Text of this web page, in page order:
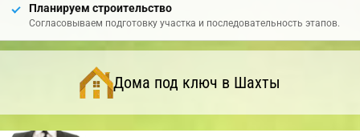
Планируем строительство
Согласовываем подготовку участка и последовательность этапов.
Дома под ключ в Шахты